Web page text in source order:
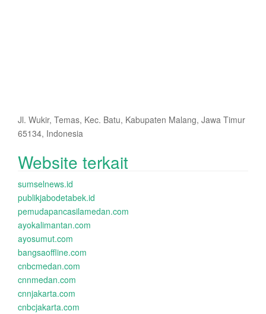
Jl. Wukir, Temas, Kec. Batu, Kabupaten Malang, Jawa Timur
65134, Indonesia
Website terkait
sumselnews.id
publikjabodetabek.id
pemudapancasilamedan.com
ayokalimantan.com
ayosumut.com
bangsaoffline.com
cnbcmedan.com
cnnmedan.com
cnnjakarta.com
cnbcjakarta.com